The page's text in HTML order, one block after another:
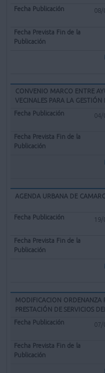
08/
CONVENIO MARCO ENTRE
VECINALES PARA LA
04/
AGENDA URBANA DE
MODIFICACION ORDENANZA
PRESTACIÓN DE SERVICIOS
07/